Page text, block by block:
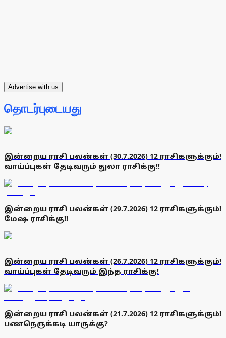
Advertise with us
தொடர்புடையது
இன்றைய ராசி பலன்கள் (30.7.2026) 12 ராசிகளுக்கும்!
வாய்ப்புகள் தேடிவரும் துலா ராசிக்கு!!
இன்றைய ராசி பலன்கள் (29.7.2026) 12 ராசிகளுக்கும்!
மேஷ ராசிக்கு!!
இன்றைய ராசி பலன்கள் (26.7.2026) 12 ராசிகளுக்கும்!
வாய்ப்புகள் தேடிவரும் இந்த ராசிக்கு!
இன்றைய ராசி பலன்கள் (21.7.2026) 12 ராசிகளுக்கும்!
பணநெருக்கடி யாருக்கு?